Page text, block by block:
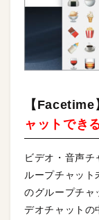
【Facetime
ャットでき
ビデオ・音声
ループチャッ
のグループチャ
デオチャットの